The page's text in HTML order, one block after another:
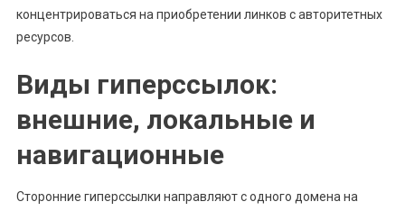
концентрироваться на приобретении линков с авторитетных
ресурсов.
Виды гиперссылок:
внешние, локальные и
навигационные
Сторонние гиперссылки направляют с одного домена на